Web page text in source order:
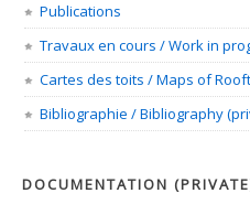
Publications
Travaux en cours / Work in
Cartes des toits / Maps of
Bibliographie / Bibliography
DOCUMENTATION